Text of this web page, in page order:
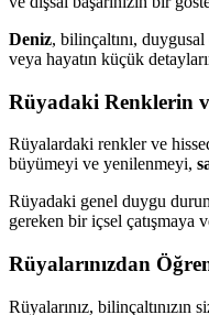
Deniz, bilinçaltını,
veya hayatın küçük
Rüyadaki Renklerin
Rüyalardaki renkler ve
büyümeyi ve yenilenmeyi,
Rüyadaki genel duygu
gereken bir içsel çatışmaya
Rüyalarınızdan
Rüyalarınız,